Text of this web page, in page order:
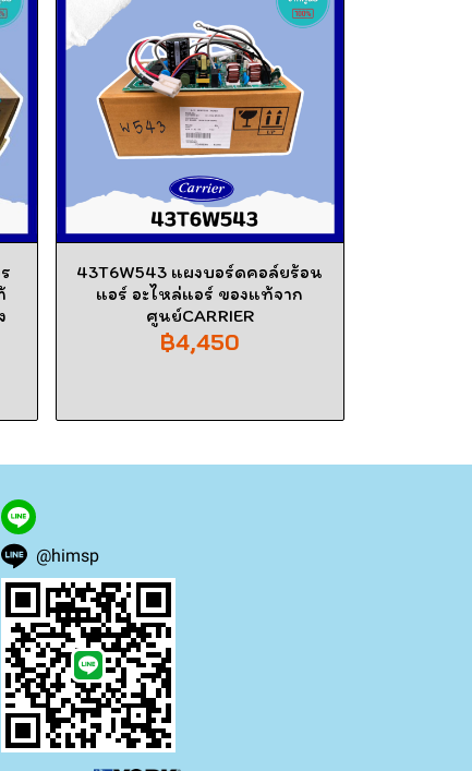
43T6W543 แผงบอร์ดคอล์ยร้อน
แอร์ อะไหล่แอร์ ของแท้จาก
ศูนย์CARRIER
฿4,450
@himsp